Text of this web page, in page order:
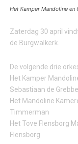
Het Kamper Mandoline en
Zaterdag 30 april
de Burgwalkerk.
De volgende drie
Het Kamper
Sebastiaan de
Het Mandoline
Timmerman
Het Tove Flensborg
Flensborg